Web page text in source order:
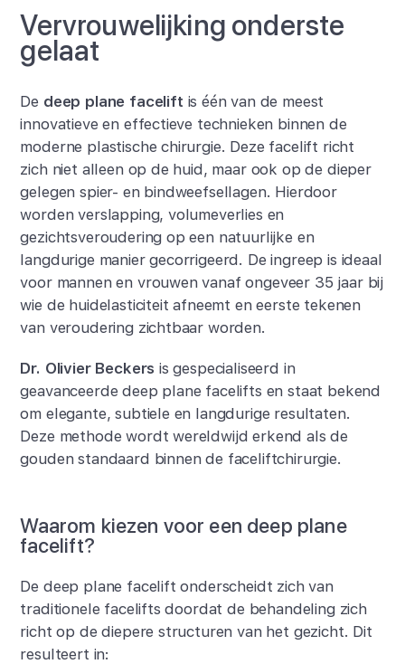
Vervrouwelijking onderste
gelaat
De deep plane facelift is één van de meest
innovatieve en effectieve technieken binnen de
moderne plastische chirurgie. Deze facelift richt
zich niet alleen op de huid, maar ook op de dieper
gelegen spier- en bindweefsellagen. Hierdoor
worden verslapping, volumeverlies en
gezichtsveroudering op een natuurlijke en
langdurige manier gecorrigeerd. De ingreep is ideaal
voor mannen en vrouwen vanaf ongeveer 35 jaar bij
wie de huidelasticiteit afneemt en eerste tekenen
van veroudering zichtbaar worden.
Dr. Olivier Beckers is gespecialiseerd in
geavanceerde deep plane facelifts en staat bekend
om elegante, subtiele en langdurige resultaten.
Deze methode wordt wereldwijd erkend als de
gouden standaard binnen de faceliftchirurgie.
Waarom kiezen voor een deep plane
facelift?
De deep plane facelift onderscheidt zich van
traditionele facelifts doordat de behandeling zich
richt op de diepere structuren van het gezicht. Dit
resulteert in: